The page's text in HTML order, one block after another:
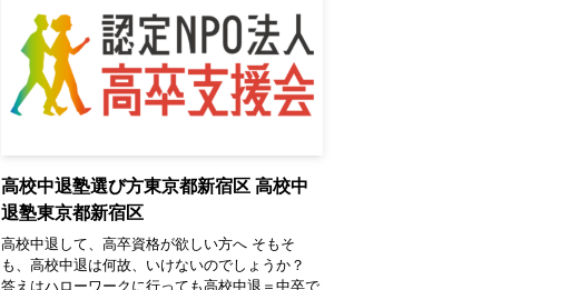
高校中退塾選び方東京都新宿区 高校中
退塾東京都新宿区
高校中退して、高卒資格が欲しい方へ そもそ
も、高校中退は何故、いけないのでしょうか？
答えはハローワークに行っても高校中退＝中卒で